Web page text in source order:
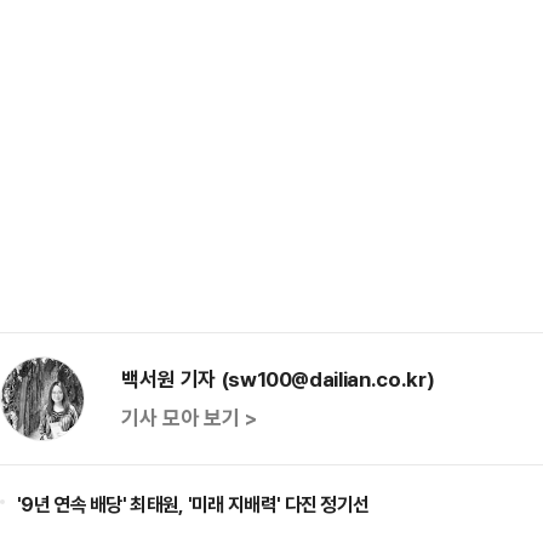
백서원 기자 (sw100@dailian.co.kr)
기사 모아 보기 >
'9년 연속 배당' 최태원, '미래 지배력' 다진 정기선